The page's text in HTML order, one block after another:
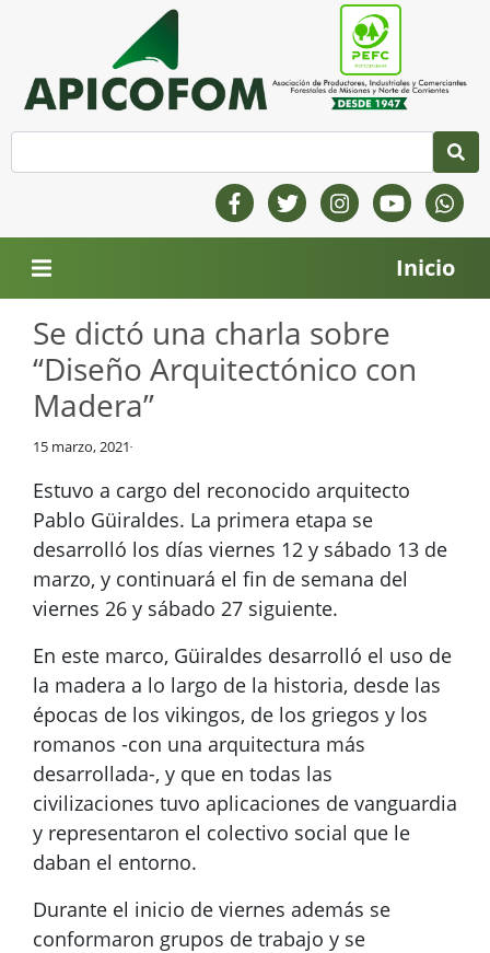
Inicio
Se dictó una charla sobre
“Diseño Arquitectónico con
Madera”
15 marzo, 2021
Estuvo a cargo del reconocido arquitecto
Pablo Güiraldes. La primera etapa se
desarrolló los días viernes 12 y sábado 13 de
marzo, y continuará el fin de semana del
viernes 26 y sábado 27 siguiente.
En este marco, Güiraldes desarrolló el uso de
la madera a lo largo de la historia, desde las
épocas de los vikingos, de los griegos y los
romanos -con una arquitectura más
desarrollada-, y que en todas las
civilizaciones tuvo aplicaciones de vanguardia
y representaron el colectivo social que le
daban el entorno.
Durante el inicio de viernes además se
conformaron grupos de trabajo y se